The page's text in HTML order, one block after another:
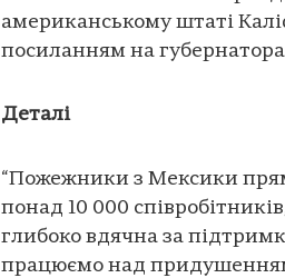
американському штаті
посиланням на
Деталі
“Пожежники з Мексики
понад 10 000
глибоко вдячна за
працюємо над